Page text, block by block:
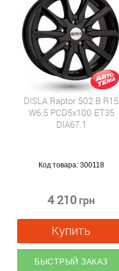
DISLA Raptor 502 B R15
W6.5 PCD5x100 ET35
DIA67.1
Код товара: 300118
4 210 грн
Купить
БЫСТРЫЙ ЗАКАЗ